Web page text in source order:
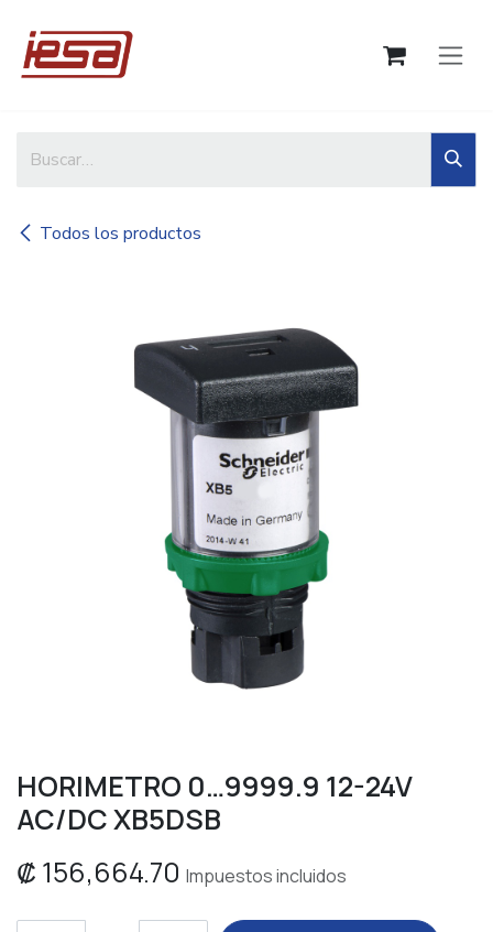
Todos los productos
HORIMETRO 0…9999.9 12-24V
AC/DC XB5DSB
₡ 156,664.70 Impuestos incluidos